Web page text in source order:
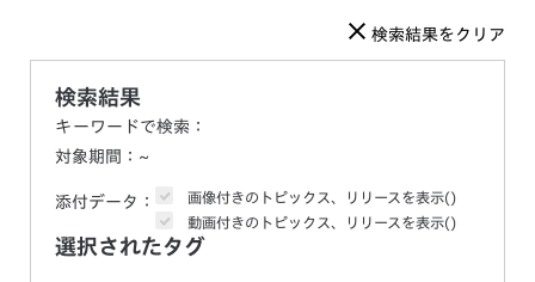
検索結果をクリア
検索結果
キーワードで検索：
対象期間： ~
添付データ： 画像付きのトピックス、リリースを表示()
動画付きのトピックス、リリースを表示()
選択されたタグ